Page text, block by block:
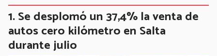
Se desplomó un 37,4% la venta de
autos cero kilómetro en Salta
durante julio